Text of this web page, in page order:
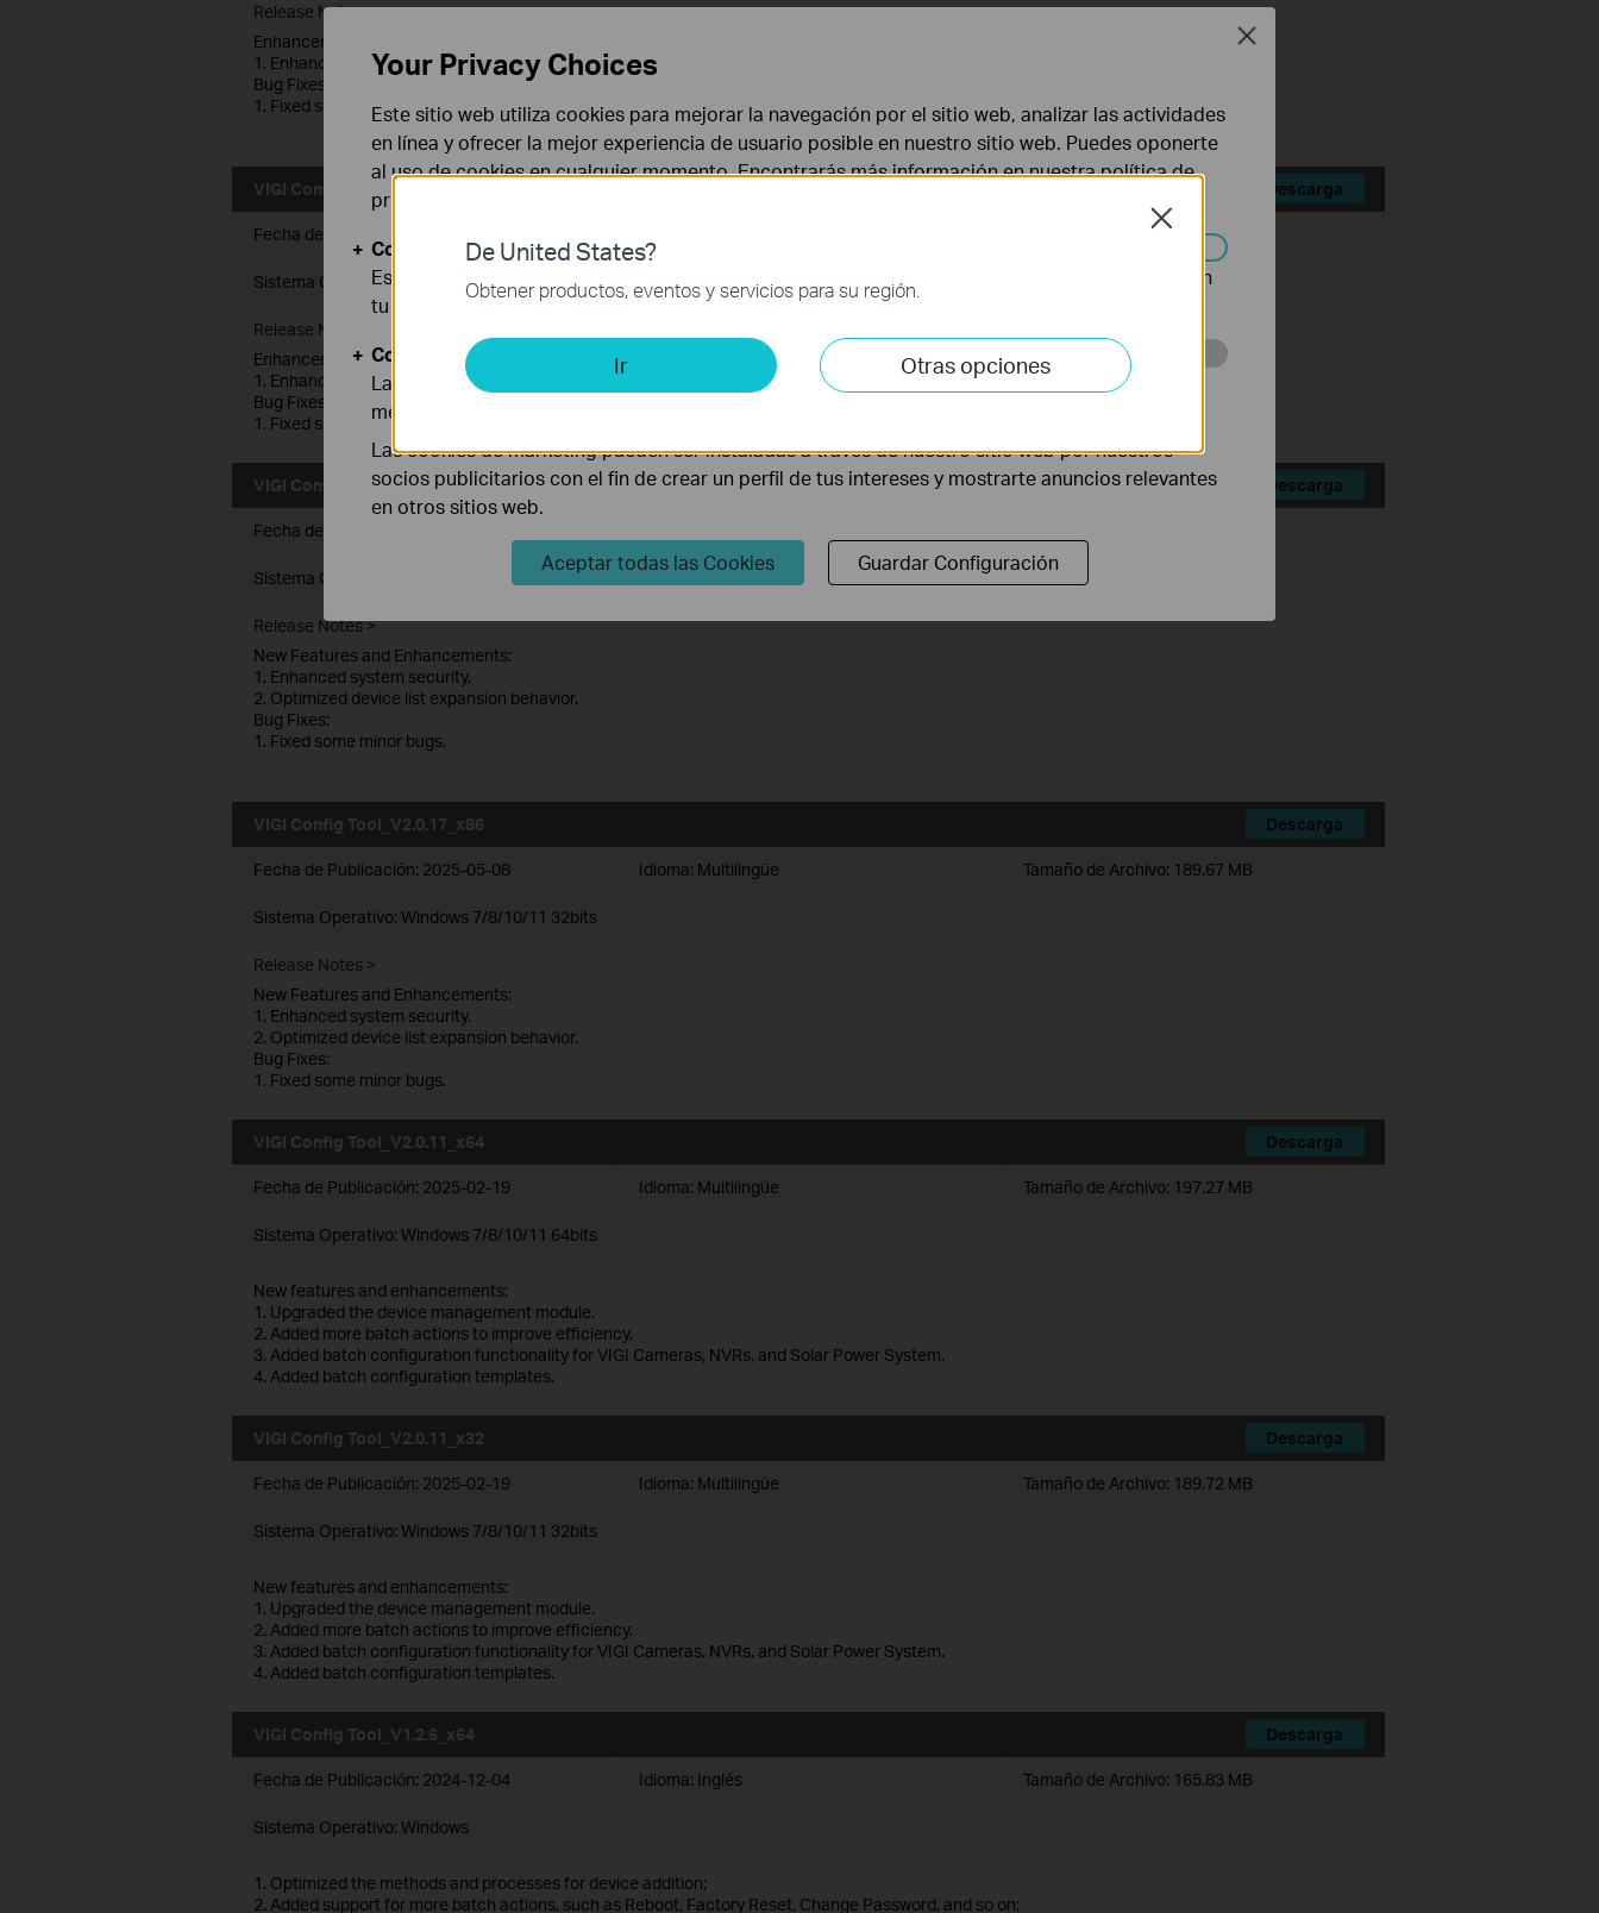
Release Notes >
Enhancements:
1. Enhanced system security.
Bug Fixes:
1. Fixed some minor bugs.
VIGI Config Tool_V2.0.20_x64 Descarga
Fecha de Publicación: Tamaño de Archivo: 200.33 MB
Sistema Operativo: Windows 7/8/10/11 64bits
Release Notes >
Enhancements:
1. Enhanced system security.
Bug Fixes:
1. Fixed some minor bugs.
VIGI Config Tool_V2.0.17_x64 Descarga
Fecha de Publicación:
Sistema Operativo: Windows 7/8/10/11 64bits
Release Notes >
New Features and Enhancements:
1. Enhanced system security.
2. Optimized device list expansion behavior.
Bug Fixes:
1. Fixed some minor bugs.
VIGI Config Tool_V2.0.17_x86 Descarga
Fecha de Publicación: 2025-05-08 Idioma: Multilingüe Tamaño de Archivo: 189.67 MB
Sistema Operativo: Windows 7/8/10/11 32bits
Release Notes >
New Features and Enhancements:
1. Enhanced system security.
2. Optimized device list expansion behavior.
Bug Fixes:
1. Fixed some minor bugs.
VIGI Config Tool_V2.0.11_x64 Descarga
Fecha de Publicación: 2025-02-19 Idioma: Multilingüe Tamaño de Archivo: 197.27 MB
Sistema Operativo: Windows 7/8/10/11 64bits
New features and enhancements:
1. Upgraded the device management module.
2. Added more batch actions to improve efficiency.
3. Added batch configuration functionality for VIGI Cameras, NVRs, and Solar Power System.
4. Added batch configuration templates.
VIGI Config Tool_V2.0.11_x32 Descarga
Fecha de Publicación: 2025-02-19 Idioma: Multilingüe Tamaño de Archivo: 189.72 MB
Sistema Operativo: Windows 7/8/10/11 32bits
New features and enhancements:
1. Upgraded the device management module.
2. Added more batch actions to improve efficiency.
3. Added batch configuration functionality for VIGI Cameras, NVRs, and Solar Power System.
4. Added batch configuration templates.
VIGI Config Tool_V1.2.6_x64 Descarga
Fecha de Publicación: 2024-12-04 Idioma: Inglés Tamaño de Archivo: 165.83 MB
Sistema Operativo: Windows
1. Optimized the methods and processes for device addition;
2. Added support for more batch actions, such as Reboot, Factory Reset, Change Password, and so on;
De United States?
Obtener productos, eventos y servicios para su región.
Ir Otras opciones
Close
Your Privacy Choices
Este sitio web utiliza cookies para mejorar la navegación por el sitio web, analizar las actividades
en línea y ofrecer la mejor experiencia de usuario posible en nuestro sitio web. Puedes oponerte
al uso de cookies en cualquier momento. Encontrarás más información en nuestrapolítica de
privacidad
Cookies Básicas
Estas cookies son necesarias para el funcionamiento del sitio web y no pueden desactivarse en
tu sistema.
Cookies de Análisis y de Marketing
Las cookies de análisis nos permiten analizar tus actividades en nuestro sitio web con el fin de
mejorar y adaptar la funcionalidad del mismo.
Las cookies de marketing pueden ser instaladas a través de nuestro sitio web por nuestros
socios publicitarios con el fin de crear un perfil de tus intereses y mostrarte anuncios relevantes
en otros sitios web.
Aceptar todas las Cookies Guardar Configuración
Close